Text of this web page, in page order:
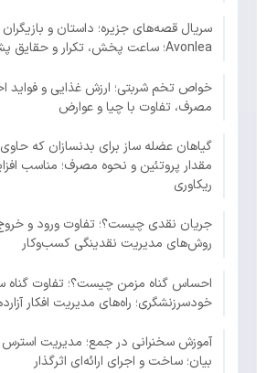
Avonlea؛ ساعت پخش، تکرار و حقایق پشت صحنه
خواص تخم شربتی؛ ارزش غذایی و فواید
مصرف، تفاوت با چیا و عوارض
گیاهان عضله ساز برای بدنسازان که
مقدار پروتئین و نحوه مصرف؛ مناسب
ریکاوری
جریان نقدی چیست؟؛ تفاوت ورود و
روش‌های مدیریت نقدینگی کسب‌وکار
احساس گناه مزمن چیست؟؛ تفاوت گناه
خودسرزنشگری؛ راه‌های مدیریت افکار
آموزش سخنرانی در جمع؛ مدیریت
بیان؛ ساخت و اجرای ارائه‌ای اثرگذار